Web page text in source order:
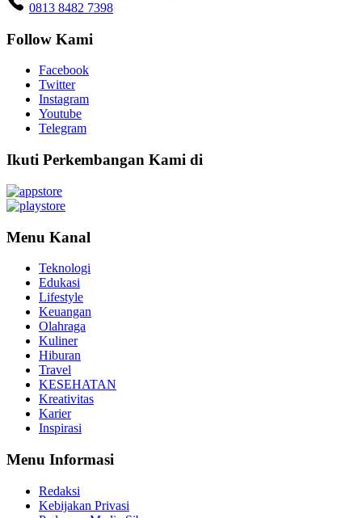
0813 8482 7398
Follow Kami
Facebook
Twitter
Instagram
Youtube
Telegram
Ikuti Perkembangan Kami di
Menu Kanal
Teknologi
Edukasi
Lifestyle
Keuangan
Olahraga
Kuliner
Hiburan
Travel
KESEHATAN
Kreativitas
Karier
Inspirasi
Menu Informasi
Redaksi
Kebijakan Privasi